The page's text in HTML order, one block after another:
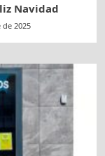
Navidad
2025